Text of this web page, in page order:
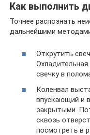
Как выполнить
Точнее распознать
дальнейшими
Открутить
свечку в
Коленвал
впускающий и
закрытыми.
сквозь
посмотреть в